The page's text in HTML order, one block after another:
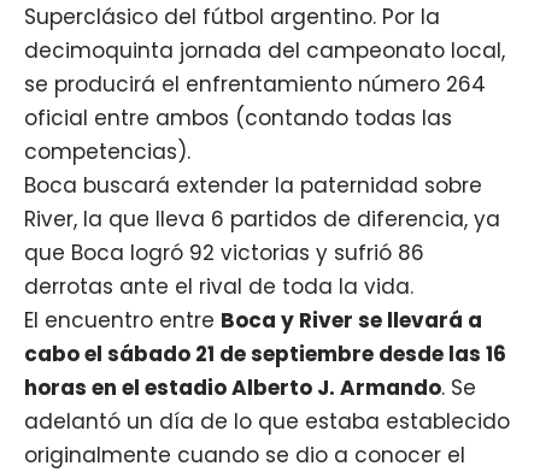
Superclásico del fútbol argentino. Por la
decimoquinta jornada del campeonato local,
se producirá el enfrentamiento número 264
oficial entre ambos (contando todas las
competencias).
Boca buscará extender la paternidad sobre
River, la que lleva 6 partidos de diferencia, ya
que Boca logró 92 victorias y sufrió 86
derrotas ante el rival de toda la vida.
El encuentro entre Boca y River se llevará a
cabo el sábado 21 de septiembre desde las 16
horas en el estadio Alberto J. Armando. Se
adelantó un día de lo que estaba establecido
originalmente cuando se dio a conocer el